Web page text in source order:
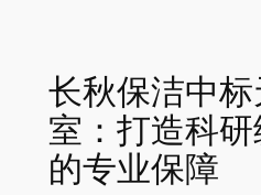
长秋保洁中
室：打造科
的专业保障